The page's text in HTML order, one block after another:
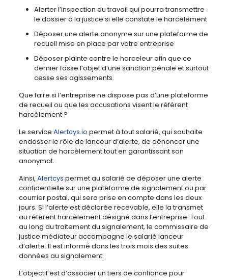
Alerter l’inspection du travail qui pourra transmettre
le dossier à la justice si elle constate le harcèlement
Déposer une alerte anonyme sur une plateforme de
recueil mise en place par votre entreprise
Déposer plainte contre le harceleur afin que ce
dernier fasse l’objet d’une sanction pénale et surtout
cesse ses agissements.
Que faire si l’entreprise ne dispose pas d’une plateforme
de recueil ou que les accusations visent le référent
harcèlement ?
Le service Alertcys.io permet à tout salarié, qui souhaite
endosser le rôle de lanceur d’alerte, de dénoncer une
situation de harcèlement tout en garantissant son
anonymat.
Ainsi, Alertcys permet au salarié de déposer une alerte
confidentielle sur une plateforme de signalement ou par
courrier postal, qui sera prise en compte dans les deux
jours. Si l’alerte est déclarée recevable, elle la transmet
au référent harcèlement désigné dans l’entreprise. Tout
au long du traitement du signalement, le commissaire de
justice médiateur accompagne le salarié lanceur
d’alerte. Il est informé dans les trois mois des suites
données au signalement.
L’objectif est d’associer un tiers de confiance pour